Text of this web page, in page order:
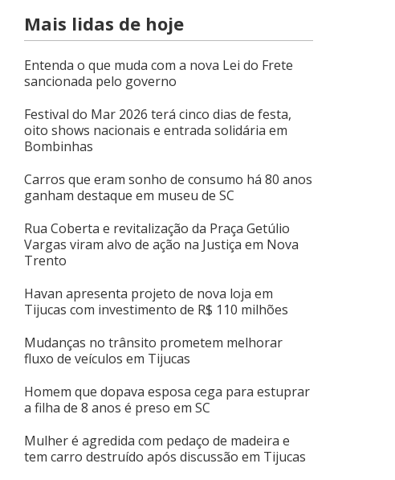
Mais lidas de hoje
Entenda o que muda com a nova Lei do Frete
sancionada pelo governo
Festival do Mar 2026 terá cinco dias de festa,
oito shows nacionais e entrada solidária em
Bombinhas
Carros que eram sonho de consumo há 80 anos
ganham destaque em museu de SC
Rua Coberta e revitalização da Praça Getúlio
Vargas viram alvo de ação na Justiça em Nova
Trento
Havan apresenta projeto de nova loja em
Tijucas com investimento de R$ 110 milhões
Mudanças no trânsito prometem melhorar
fluxo de veículos em Tijucas
Homem que dopava esposa cega para estuprar
a filha de 8 anos é preso em SC
Mulher é agredida com pedaço de madeira e
tem carro destruído após discussão em Tijucas